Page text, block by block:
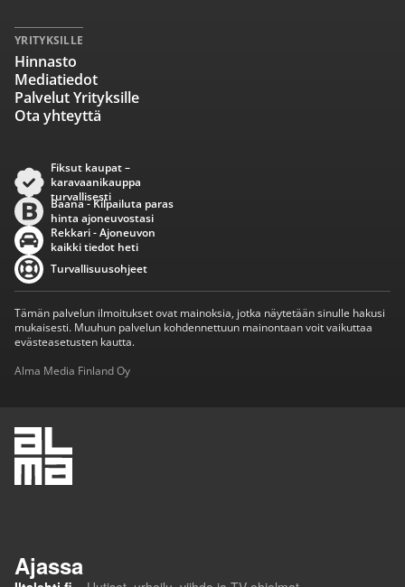
YRITYKSILLE
Hinnasto
Mediatiedot
Palvelut Yrityksille
Ota yhteyttä
Fiksut kaupat –
karavaanikauppa
turvallisesti
Baana - Kilpailuta paras
hinta ajoneuvostasi
Rekkari - Ajoneuvon
kaikki tiedot heti
Turvallisuusohjeet
Tämän palvelun ilmoitukset ovat mainoksia, jotka näytetään sinulle hakusi
mukaisesti. Muuhun palvelun kohdennettuun mainontaan voit vaikuttaa
evästeasetusten kautta.
Alma Media Finland Oy